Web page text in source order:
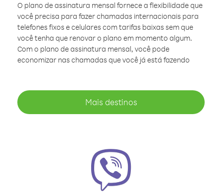
O plano de assinatura mensal fornece a flexibilidade que
você precisa para fazer chamadas internacionais para
telefones fixos e celulares com tarifas baixas sem que
você tenha que renovar o plano em momento algum.
Com o plano de assinatura mensal, você pode
economizar nas chamadas que você já está fazendo
Mais destinos